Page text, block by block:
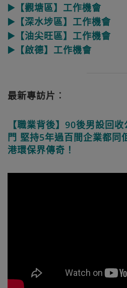
▶️【觀塘區】工作機會
▶️【深水埗區】工作機會
▶️【油尖旺區】工作機會
▶️【啟德】工作機會
最新專訪片︰
【職業背後】90後男設回
門 堅持5年過百間企業都同
港環保界傳奇！